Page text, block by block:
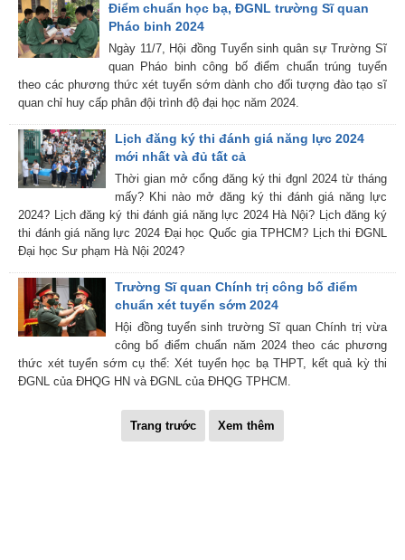
Điểm chuẩn học bạ, ĐGNL trường Sĩ quan
Pháo binh 2024
Ngày 11/7, Hội đồng Tuyển sinh quân sự Trường Sĩ
quan Pháo binh công bố điểm chuẩn trúng tuyển
theo các phương thức xét tuyển sớm dành cho đối tượng đào tạo sĩ
quan chỉ huy cấp phân đội trình độ đại học năm 2024.
Lịch đăng ký thi đánh giá năng lực 2024
mới nhất và đủ tất cả
Thời gian mở cổng đăng ký thi đgnl 2024 từ tháng
mấy? Khi nào mở đăng ký thi đánh giá năng lực
2024? Lịch đăng ký thi đánh giá năng lực 2024 Hà Nội? Lịch đăng ký
thi đánh giá năng lực 2024 Đại học Quốc gia TPHCM? Lịch thi ĐGNL
Đại học Sư phạm Hà Nội 2024?
Trường Sĩ quan Chính trị công bố điểm
chuẩn xét tuyển sớm 2024
Hội đồng tuyển sinh trường Sĩ quan Chính trị vừa
công bố điểm chuẩn năm 2024 theo các phương
thức xét tuyển sớm cụ thể: Xét tuyển học bạ THPT, kết quả kỳ thi
ĐGNL của ĐHQG HN và ĐGNL của ĐHQG TPHCM.
Trang trước Xem thêm